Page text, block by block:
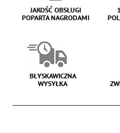
JAKOŚĆ OBSŁUGI
POPARTA NAGRODAMI
BŁYSKAWICZNA
WYSYŁKA